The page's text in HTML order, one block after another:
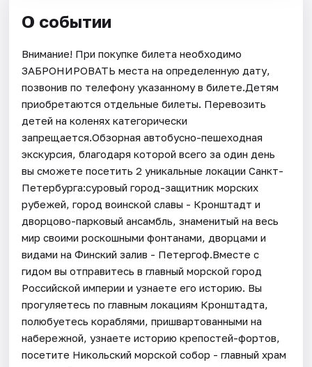
О событии
Внимание! При покупке билета необходимо
ЗАБРОНИРОВАТЬ места на определенную дату,
позвонив по телефону указанному в билете.Детям
приобретаются отдельные билеты. Перевозить
детей на коленях категорически
запрещается.Обзорная автобусно-пешеходная
экскурсия, благодаря которой всего за один день
вы сможете посетить 2 уникальные локации Санкт-
Петербурга:суровый город-защитник морских
рубежей, город воинской славы - Кронштадт и
дворцово-парковый ансамбль, знаменитый на весь
мир своими роскошными фонтанами, дворцами и
видами на Финский залив - Петергоф.Вместе с
гидом вы отправитесь в главный морской город
Российской империи и узнаете его историю. Вы
прогуляетесь по главным локациям Кронштадта,
полюбуетесь кораблями, пришвартованными на
набережной, узнаете историю крепостей-фортов,
посетите Никольский морской собор - главный храм